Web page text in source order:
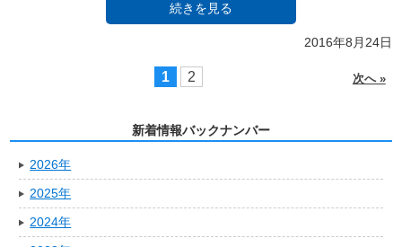
続きを見る
2016年8月24日
1 2 次へ »
新着情報バックナンバー
2026年
2025年
2024年